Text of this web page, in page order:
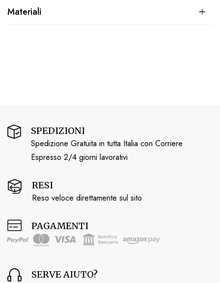
Materiali
SPEDIZIONI
Spedizione Gratuita in tutta Italia con Corriere
Espresso 2/4 giorni lavorativi
RESI
Reso veloce direttamente sul sito
PAGAMENTI
SERVE AIUTO?